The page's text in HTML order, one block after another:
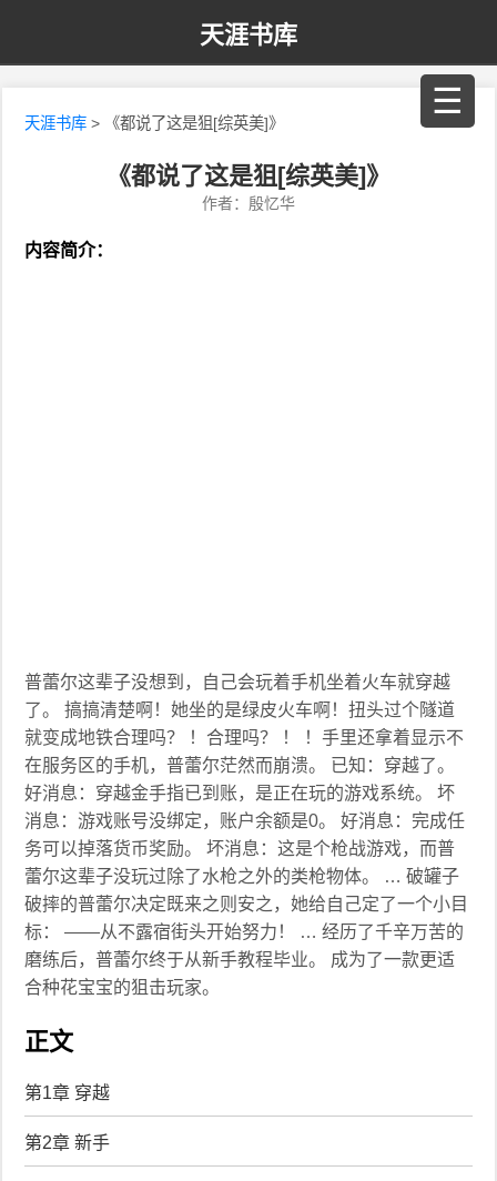
天涯书库
☰
天涯书库 > 《都说了这是狙[综英美]》
《都说了这是狙[综英美]》
作者：殷忆华
内容简介：
普蕾尔这辈子没想到，自己会玩着手机坐着火车就穿越
了。 搞搞清楚啊！她坐的是绿皮火车啊！扭头过个隧道
就变成地铁合理吗？ ！合理吗？ ！ ！手里还拿着显示不
在服务区的手机，普蕾尔茫然而崩溃。 已知：穿越了。
好消息：穿越金手指已到账，是正在玩的游戏系统。 坏
消息：游戏账号没绑定，账户余额是0。 好消息：完成任
务可以掉落货币奖励。 坏消息：这是个枪战游戏，而普
蕾尔这辈子没玩过除了水枪之外的类枪物体。 … 破罐子
破摔的普蕾尔决定既来之则安之，她给自己定了一个小目
标： ——从不露宿街头开始努力！ … 经历了千辛万苦的
磨练后，普蕾尔终于从新手教程毕业。 成为了一款更适
合种花宝宝的狙击玩家。
正文
第1章 穿越
第2章 新手